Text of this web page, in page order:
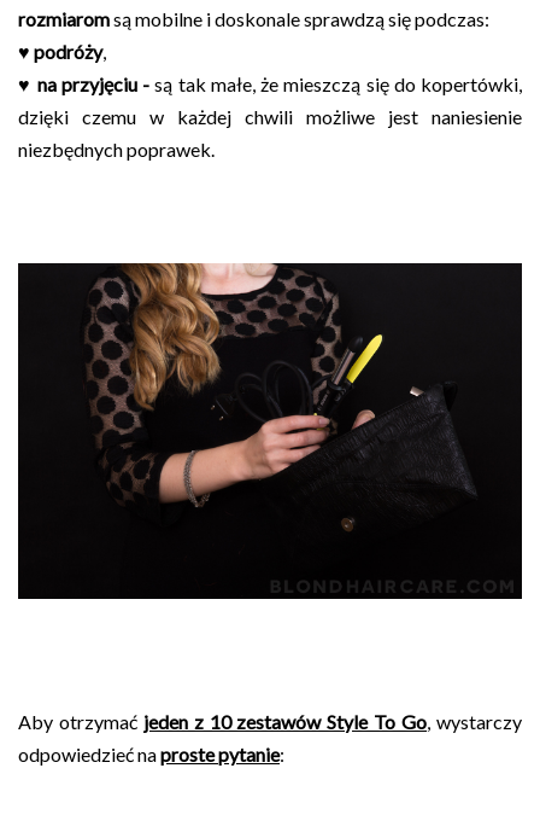
rozmiaromsą mobilne i doskonale sprawdzą się podczas:
♥ podróży,
♥ na przyjęciu -są tak małe, że mieszczą się do kopertówki,
dzięki czemu w każdej chwili możliwe jest naniesienie
niezbędnych poprawek.
Aby otrzymać jeden z 10 zestawów Style To Go, wystarczy
odpowiedziećnaproste pytanie: